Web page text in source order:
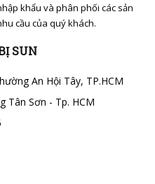
khẩu và phân phối các sản
cầu của quý khách.
SUN
An Hội Tây, TP.HCM
Tân Sơn - Tp. HCM